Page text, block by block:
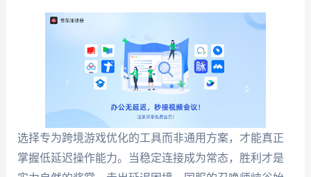
选择专为跨境游戏优化的工具而非通用方案，才能真正
掌握低延迟操作能力。当稳定连接成为常态，胜利才是